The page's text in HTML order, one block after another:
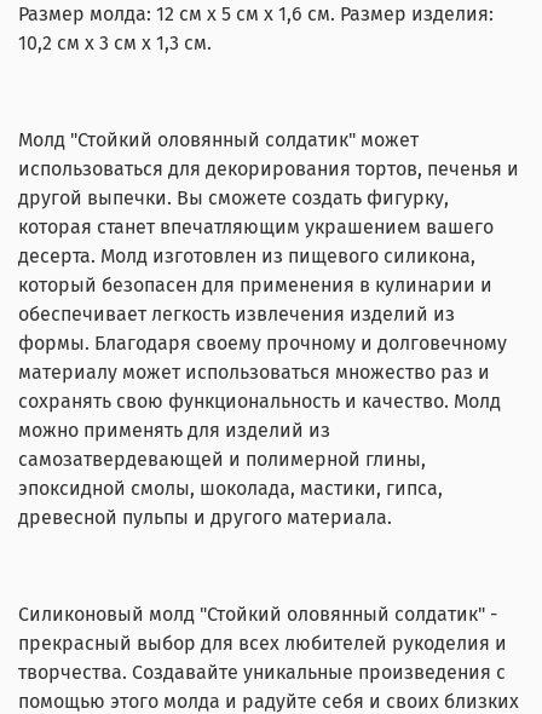
Размер молда: 12 см х 5 см х 1,6 см. Размер изделия:
10,2 см х 3 см х 1,3 см.
Молд "Стойкий оловянный солдатик" может
использоваться для декорирования тортов, печенья и
другой выпечки. Вы сможете создать фигурку,
которая станет впечатляющим украшением вашего
десерта. Молд изготовлен из пищевого силикона,
который безопасен для применения в кулинарии и
обеспечивает легкость извлечения изделий из
формы. Благодаря своему прочному и долговечному
материалу может использоваться множество раз и
сохранять свою функциональность и качество. Молд
можно применять для изделий из
самозатвердевающей и полимерной глины,
эпоксидной смолы, шоколада, мастики, гипса,
древесной пульпы и другого материала.
Силиконовый молд "Стойкий оловянный солдатик" -
прекрасный выбор для всех любителей рукоделия и
творчества. Создавайте уникальные произведения с
помощью этого молда и радуйте себя и своих близких